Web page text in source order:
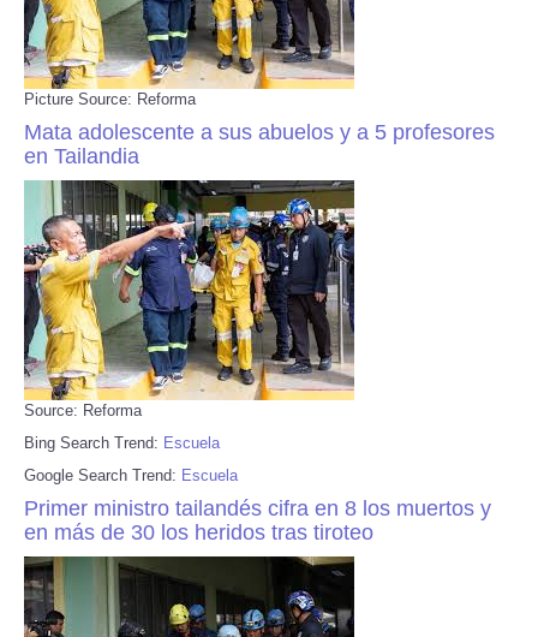
Picture Source: Reforma
Mata adolescente a sus abuelos y a 5 profesores
en Tailandia
Source: Reforma
Bing Search Trend: Escuela
Google Search Trend: Escuela
Primer ministro tailandés cifra en 8 los muertos y
en más de 30 los heridos tras tiroteo